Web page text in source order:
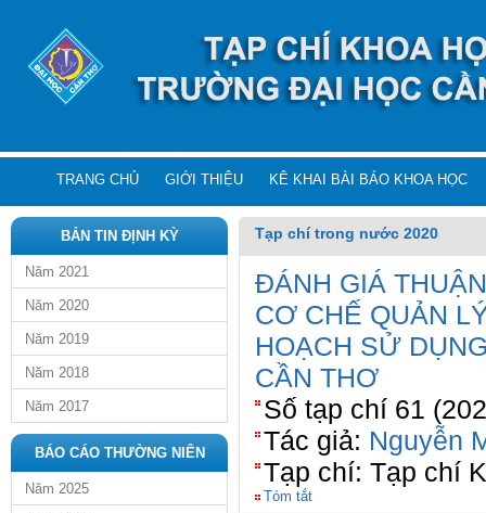
TRANG CHỦ GIỚI THIỆU KÊ KHAI BÀI BÁO KHOA HỌC
BẢN TIN ĐỊNH KỲ
Năm 2021
Năm 2020
Năm 2019
Năm 2018
Năm 2017
BÁO CÁO THƯỜNG NIÊN
Năm 2025
Tạp chí trong nước 2020
ĐÁNH GIÁ
CƠ CHẾ QUẢN
HOẠCH SỬ
CẦN THƠ
Số tạp chí 61
Tác giả: Nguyễn
Tạp chí: Tạp chí
Tóm tắt